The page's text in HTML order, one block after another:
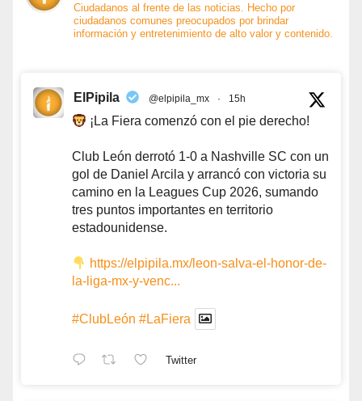
Ciudadanos al frente de las noticias. Hecho por
ciudadanos comunes preocupados por brindar
información y entretenimiento de alto valor y contenido.
ElPipila @elpipila_mx · 15h
¡La Fiera comenzó con el pie derecho!
Club León derrotó 1-0 a Nashville SC con un
gol de Daniel Arcila y arrancó con victoria su
camino en la Leagues Cup 2026, sumando
tres puntos importantes en territorio
estadounidense.
https://elpipila.mx/leon-salva-el-honor-de-
la-liga-mx-y-venc...
#ClubLeón #LaFiera
Twitter